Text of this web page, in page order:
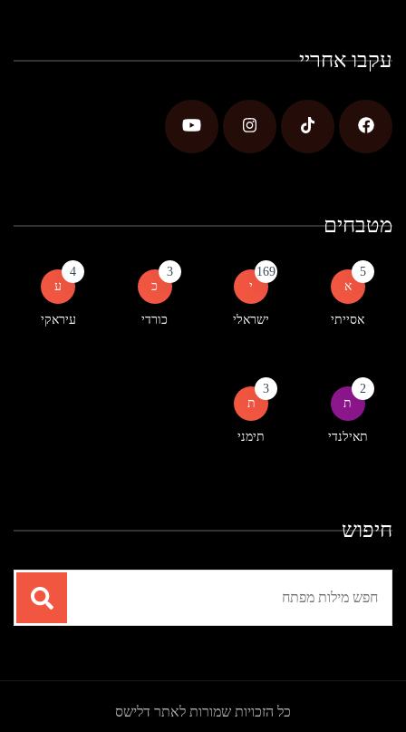
עקבו אחריי
מטבחים
א
5
אסייתי
י
169
ישראלי
כ
3
כורדי
ע
4
עיראקי
ת
2
תאילנדי
ת
3
תימני
חיפוש
כל הזכויות שמורות לאתר דלישס